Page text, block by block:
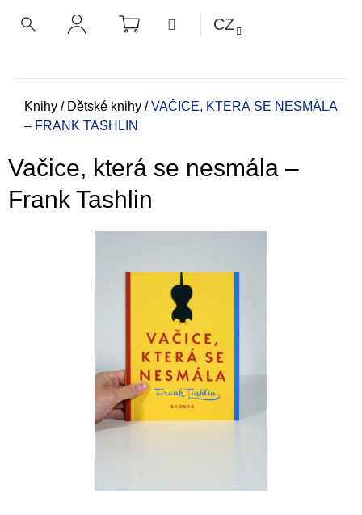
NÁKUPNÍ
KOŠÍK MENUCZ
Domů
Knihy / Dětské knihy / VAČICE, KTERÁ SE NESMÁLA
– FRANK TASHLIN
Vačice, která se nesmála –
Frank Tashlin
ZPĚT
ZPĚT
o
p
t
ř
e